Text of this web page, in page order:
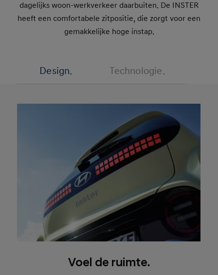
dagelijks woon-werkverkeer daarbuiten. De INSTER
heeft een comfortabele zitpositie, die zorgt voor een
gemakkelijke hoge instap.
Design. Technologie.
Voel de ruimte.